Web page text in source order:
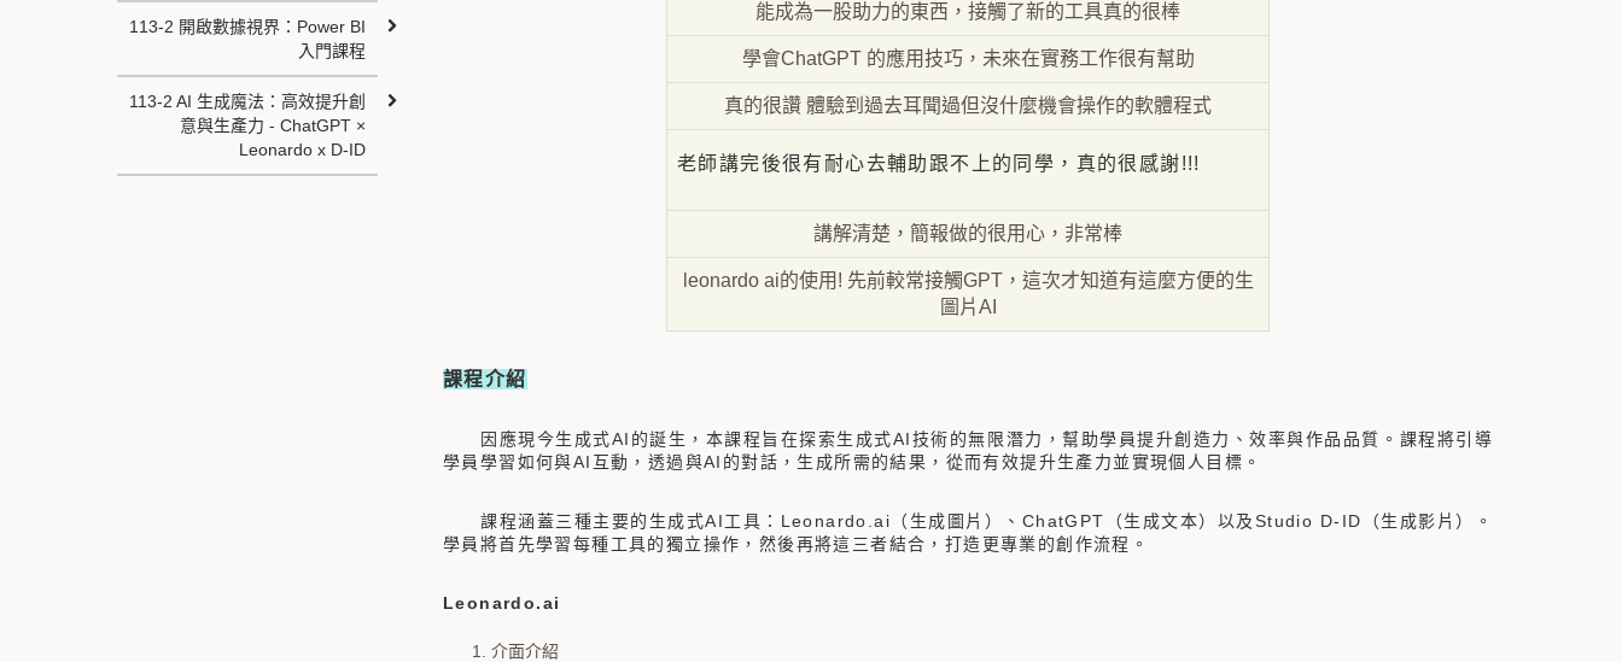
能成為一股助力的東西，接觸了新的工具真的很棒
學會ChatGPT 的應用技巧，未來在實務工作很有幫助
真的很讚 體驗到過去耳聞過但沒什麼機會操作的軟體程式
老師講完後很有耐心去輔助跟不上的同學，真的很感謝!!!
講解清楚，簡報做的很用心，非常棒
leonardo ai的使用! 先前較常接觸GPT，這次才知道有這麼方便的生
圖片AI
課程介紹
因應現今生成式AI的誕生，本課程旨在探索生成式AI技術的無限潛力，幫助學員提升創造力、效率與作品品質。課程將引導
學員學習如何與AI互動，透過與AI的對話，生成所需的結果，從而有效提升生產力並實現個人目標。
課程涵蓋三種主要的生成式AI工具：Leonardo.ai（生成圖片）、ChatGPT（生成文本）以及Studio D-ID（生成影片）。
學員將首先學習每種工具的獨立操作，然後再將這三者結合，打造更專業的創作流程。
Leonardo.ai
介面介紹
113-2 開啟數據視界：Power BI
入門課程
113-2 AI 生成魔法：高效提升創
意與生產力 - ChatGPT ×
Leonardo x D-ID